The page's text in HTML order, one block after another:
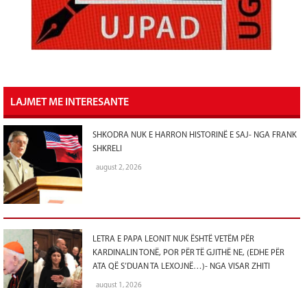
LAJMET ME INTERESANTE
SHKODRA NUK E HARRON HISTORINË E SAJ- NGA FRANK
SHKRELI
august 2, 2026
LETRA E PAPA LEONIT NUK ËSHTË VETËM PËR
KARDINALIN TONË, POR PËR TË GJITHË NE, (EDHE PËR
ATA QË S’DUAN TA LEXOJNË…)- NGA VISAR ZHITI
august 1, 2026